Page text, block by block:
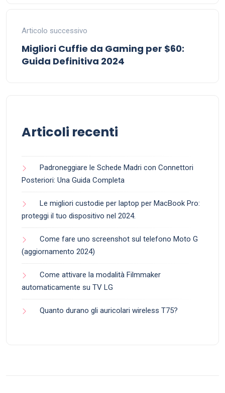
Articolo successivo
Migliori Cuffie da Gaming per $60:
Guida Definitiva 2024
Articoli recenti
Padroneggiare le Schede Madri con Connettori
Posteriori: Una Guida Completa
Le migliori custodie per laptop per MacBook Pro:
proteggi il tuo dispositivo nel 2024.
Come fare uno screenshot sul telefono Moto G
(aggiornamento 2024)
Come attivare la modalità Filmmaker
automaticamente su TV LG
Quanto durano gli auricolari wireless T75?